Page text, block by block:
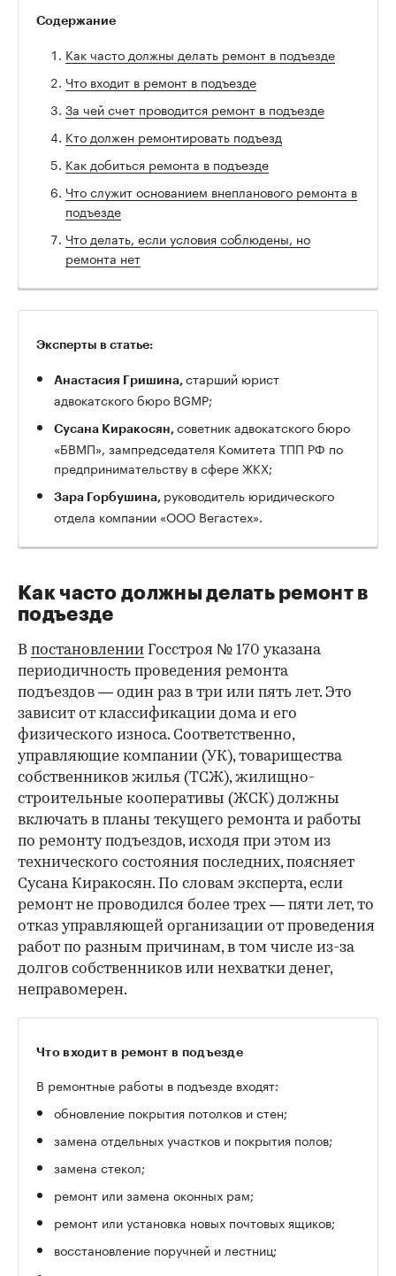
Содержание
Как часто должны делать ремонт в подъезде
Что входит в ремонт в подъезде
За чей счет проводится ремонт в подъезде
Кто должен ремонтировать подъезд
Как добиться ремонта в подъезде
Что служит основанием внепланового ремонта в
подъезде
Что делать, если условия соблюдены, но
ремонта нет
Эксперты в статье:
Анастасия Гришина, старший юрист
адвокатского бюро BGMP;
Сусана Киракосян, советник адвокатского бюро
«БВМП», зампредседателя Комитета ТПП РФ по
предпринимательству в сфере ЖКХ;
Зара Горбушина, руководитель юридического
отдела компании «ООО Вегастех».
Как часто должны делать ремонт в
подъезде
В постановлении Госстроя № 170 указана
периодичность проведения ремонта
подъездов — один раз в три или пять лет. Это
зависит от классификации дома и его
физического износа. Соответственно,
управляющие компании (УК), товарищества
собственников жилья (ТСЖ), жилищно-
строительные кооперативы (ЖСК) должны
включать в планы текущего ремонта и работы
по ремонту подъездов, исходя при этом из
технического состояния последних, поясняет
Сусана Киракосян. По словам эксперта, если
ремонт не проводился более трех — пяти лет, то
отказ управляющей организации от проведения
работ по разным причинам, в том числе из-за
долгов собственников или нехватки денег,
неправомерен.
Что входит в ремонт в подъезде
В ремонтные работы в подъезде входят:
обновление покрытия потолков и стен;
замена отдельных участков и покрытия полов;
замена стекол;
ремонт или замена оконных рам;
ремонт или установка новых почтовых ящиков;
восстановление поручней и лестниц;